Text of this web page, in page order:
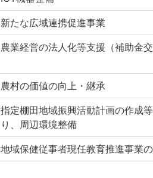
新たな広域連携促進事業
農業経営の法人化等支援（補助金交
農村の価値の向上・継承
指定棚田地域振興活動計画の作成
り、周辺環境整備
地域保健従事者現任教育推進事業